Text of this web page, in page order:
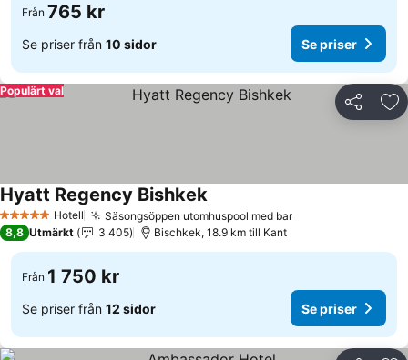
Från 765 kr
Se priser från 10 sidor Se priser
Dela
Populärt val
5 Stjärnor Hotell Säsongsöppen utomhuspool med barSe priser
Hyatt Regency BishkekSe priser
8,8 Utmärkt 3 405 Bischkek, 18.9 km till Kant
Från 1 750 kr
Se priser från 12 sidor Se priser